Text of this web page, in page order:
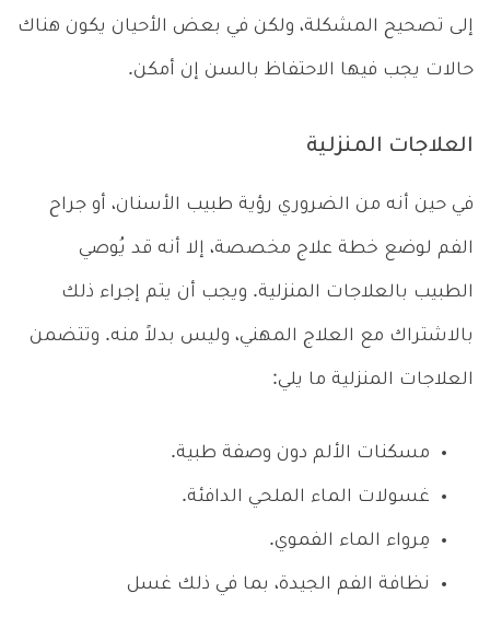
إلى تصحيح المشكلة، ولكن في بعض الأحيان يكون هناك
حالات يجب فيها الاحتفاظ بالسن إن أمكن.
العلاجات المنزلية
في حين أنه من الضروري رؤية طبيب الأسنان، أو جراح
الفم لوضع خطة علاج مخصصة، إلا أنه قد يُوصي
الطبيب بالعلاجات المنزلية. ويجب أن يتم إجراء ذلك
بالاشتراك مع العلاج المهني، وليس بدلاً منه. وتتضمن
العلاجات المنزلية ما يلي:
مسكنات الألم دون وصفة طبية.
غسولات الماء الملحي الدافئة.
مِرواء الماء الفموي.
نظافة الفم الجيدة، بما في ذلك غسل